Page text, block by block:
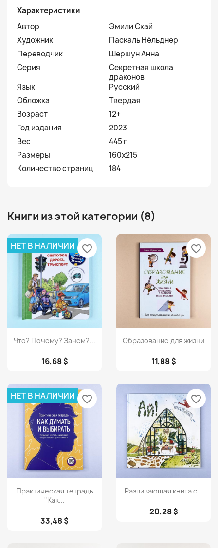
Характеристики
Автор
Эмили Скай
Художник
Паскаль Нёльднер
Переводчик
Шершун Анна
Серия
Секретная школа
драконов
Язык
Русский
Обложка
Твердая
Возраст
12+
Год издания
2023
Вес
445 г
Размеры
160x215
Количество страниц
184
Книги из этой категории (8)
Просмотр
Что? Почему? Зачем?...
16,68 $
НЕТ В НАЛИЧИИ favorite_border
Просмотр
Образование для жизни
11,88 $
favorite_border
Просмотр
Практическая тетрадь
"Как...
33,48 $
НЕТ В НАЛИЧИИ favorite_border
Просмотр
Развивающая книга с...
20,28 $
favorite_border